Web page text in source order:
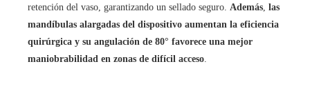
retención del vaso, garantizando un sellado seguro. Además, las
mandíbulas alargadas del dispositivo aumentan la eficiencia
quirúrgica y su angulación de 80° favorece una mejor
maniobrabilidad en zonas de difícil acceso.